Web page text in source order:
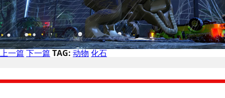
上一篇 下一篇 TAG: 动物 化石